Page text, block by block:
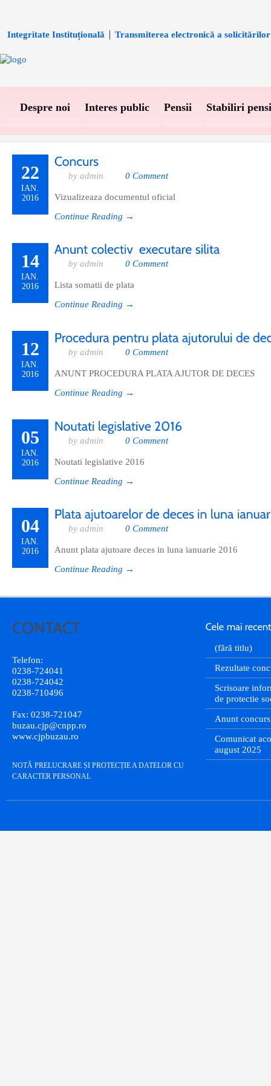
Integritate Instituțională Transmiterea electronică a solicitărilor
Despre noi Interes public Pensii Stabiliri
22
IAN.
2016
by admin 0 Comment
Vizualizeaza documentul oficial
Continue Reading →
14
IAN.
2016
by admin 0 Comment
Lista somatii de plata
Continue Reading →
12
IAN.
2016
by admin 0 Comment
ANUNT PROCEDURA PLATA AJUTOR DE DECES
Continue Reading →
05
IAN.
2016
by admin 0 Comment
Noutati legislative 2016
Continue Reading →
04
IAN.
2016
by admin 0 Comment
Anunt plata ajutoare deces in luna ianuarie 2016
Continue Reading →
Telefon:
0238-724041
0238-724042
0238-710496
Fax: 0238-721047
buzau.cjp@cnpp.ro
www.cjpbuzau.ro
NOTĂ PRELUCRARE ȘI PROTECȚIE A DATELOR CU
CARACTER PERSONAL
(fără titlu)
Rezultate
Scrisoare
de protectie
Anunt concurs
Comunicat
august 2025